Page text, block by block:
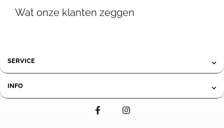
Wat onze klanten zeggen
SERVICE
INFO